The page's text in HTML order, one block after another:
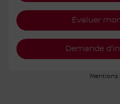
Évaluer
Demande
Mentions